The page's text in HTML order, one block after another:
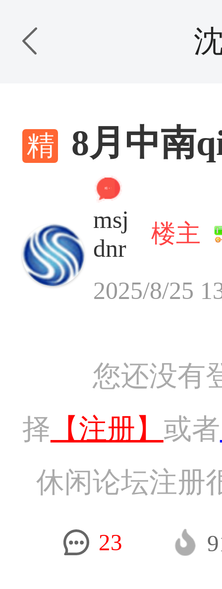
8月中南
精 + 5
msj
dnr
楼主
2025/8/25
您还没有
择 【注册】 或者
休闲论坛注册
23